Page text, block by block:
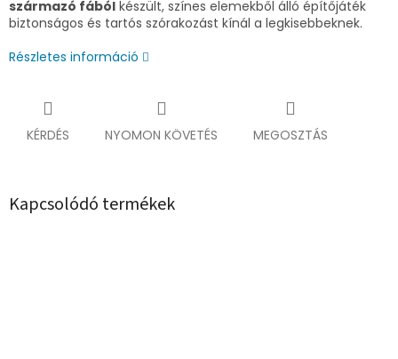
származó fából készült, színes elemekből álló építőjáték
biztonságos és tartós szórakozást kínál a legkisebbeknek.
Részletes információ
KÉRDÉS NYOMON KÖVETÉS MEGOSZTÁS
Kapcsolódó termékek